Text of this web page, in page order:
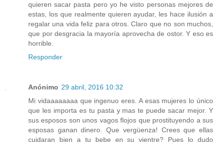
quieren sacar pasta pero yo he visto personas mejores de
estas, los que realmente quieren ayudar, les hace ilusión a
regalar una vida feliz para otros. Claro que no son muchos,
que por desgracia la mayoría aprovecha de ostor. Y eso es
horrible.
Responder
Anónimo 29 abril, 2016 10:32
Mi vidaaaaaaaa que ingenuo eres. A esas mujeres lo único
que les importa es tu pasta y mas te puede sacar mejor. Y
sus esposos son unos vagos flojos que prostituyendo a sus
esposas ganan dinero. Que vergüenza! Crees que ellas
cuidaran bien a tu bebe en su vientre? Pues lo dudo